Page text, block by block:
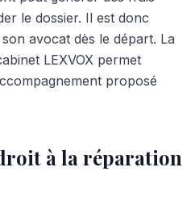
le dossier. Il est donc
avocat dès le départ. La
LEXVOX permet
proposé
à la réparation